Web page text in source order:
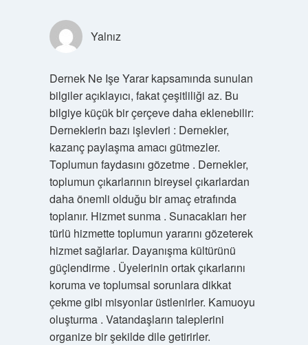
Yalnız
Dernek Ne Işe Yarar kapsamında sunulan
bilgiler açıklayıcı, fakat çeşitliliği az. Bu
bilgiye küçük bir çerçeve daha eklenebilir:
Derneklerin bazı işlevleri : Dernekler,
kazanç paylaşma amacı gütmezler.
Toplumun faydasını gözetme . Dernekler,
toplumun çıkarlarının bireysel çıkarlardan
daha önemli olduğu bir amaç etrafında
toplanır. Hizmet sunma . Sunacakları her
türlü hizmette toplumun yararını gözeterek
hizmet sağlarlar. Dayanışma kültürünü
güçlendirme . Üyelerinin ortak çıkarlarını
koruma ve toplumsal sorunlara dikkat
çekme gibi misyonlar üstlenirler. Kamuoyu
oluşturma . Vatandaşların taleplerini
organize bir şekilde dile getirirler.